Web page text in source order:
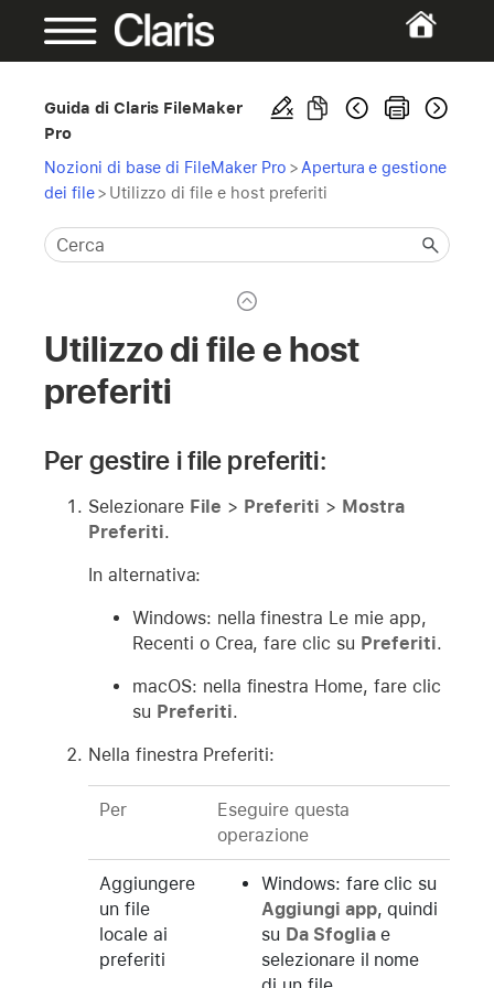
Guida di Claris FileMaker
Pro
Nozioni di base di FileMaker Pro > Apertura e gestione
dei file> Utilizzo di file e host preferiti
Utilizzo di file e host
preferiti
Per gestire i file preferiti:
Selezionare File > Preferiti > Mostra
Preferiti.
In alternativa:
Windows: nella finestra Le mie app,
Recenti o Crea, fare clic su Preferiti.
macOS: nella finestra Home, fare clic
su Preferiti.
Nella finestra Preferiti:
Per
Eseguire questa
operazione
Aggiungere
un file
locale ai
preferiti
Windows: fare clic su
Aggiungi app, quindi
su Da Sfogliae
selezionare il nome